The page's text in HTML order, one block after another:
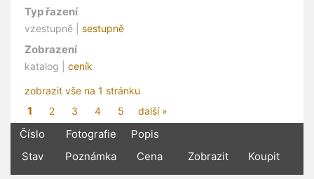
Typ řazení
vzestupně | sestupně
Zobrazení
katalog | ceník
zobrazit vše na 1 stránku
1 2 3 4 5 další »
Číslo Fotografie
Popis
Stav
Poznámka Cena Zobrazit Koupit